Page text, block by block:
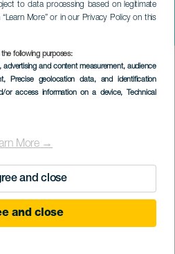
to data processing based on legitimate
More” or in our Privacy Policy on this
following purposes:
advertising and content measurement, audience
, Precise geolocation data, and identification
or access information on a device, Technical
More →
and close
and close
- Tribute